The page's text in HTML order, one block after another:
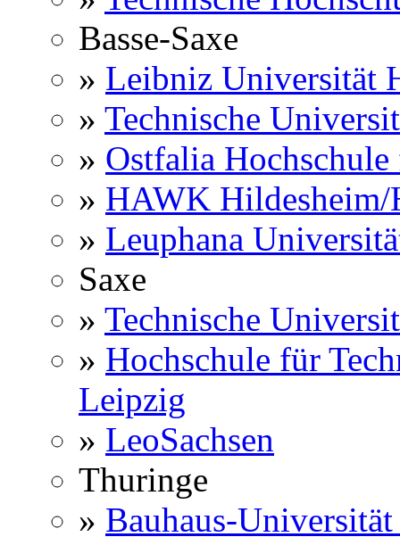
Basse-Saxe
» Leibniz Universität
» Technische
» Ostfalia Hochschule
» HAWK
» Leuphana
Saxe
» Technische
» Hochschule für
Leipzig
» LeoSachsen
Thuringe
» Bauhaus-